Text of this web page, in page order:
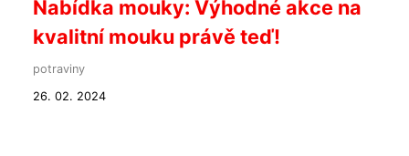
Nabídka mouky: Výhodné akce na
kvalitní mouku právě teď!
potraviny
26. 02. 2024